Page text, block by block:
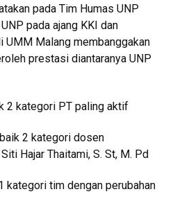
pada Tim Humas UNP
pada ajang KKI dan
UMM Malang membanggakan
prestasi diantaranya UNP
2 kategori PT paling aktif
2 kategori dosen
Hajar Thaitami, S. St, M. Pd
kategori tim dengan perubahan